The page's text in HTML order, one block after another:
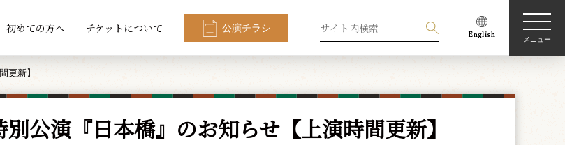
初めての方へ チケットについて 公演チラシ
メニュー
更新】
公演『日本橋』のお知らせ【上演時間更新】